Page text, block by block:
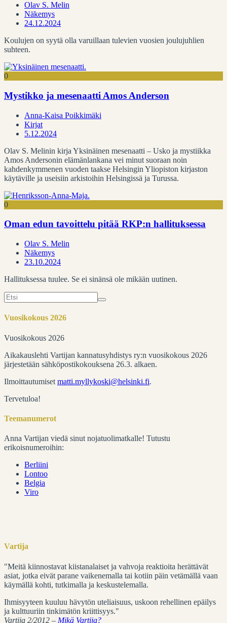
Olav S. Melin
Näkemys
24.12.2024
Koulujen on syytä olla varuillaan tulevien vuosien joulujuhlien
suhteen.
0
Mystikko ja mesenaatti Amos Anderson
Anna-Kaisa Poikkimäki
Kirjat
5.12.2024
Olav S. Melinin kirja Yksinäinen mesenaatti – Usko ja mystiikka
Amos Andersonin elämänlankana vei minut suoraan noin
kahdenkymmenen vuoden taakse Helsingin Yliopiston kirjaston
käytäville ja useisiin arkistoihin Helsingissä ja Turussa.
0
Oman edun tavoittelu pitää RKP:n hallituksessa
Olav S. Melin
Näkemys
23.10.2024
Hallituksessa tuulee. Se ei sinänsä ole mikään uutinen.
Search
for:
Vuosikokous 2026
Vuosikokous 2026
Aikakauslehti Vartijan kannatusyhdistys ry:n vuosikokous 2026
järjestetään sähköpostikokouksena 26.3. alkaen.
Ilmoittautumiset matti.myllykoski@helsinki.fi.
Tervetuloa!
Teemanumerot
Anna Vartijan viedä sinut nojatuolimatkalle! Tutustu
erikoisnumeroihin:
Berliini
Lontoo
Belgia
Viro
Vartija
"Meitä kiinnostavat kiistanalaiset ja vahvoja reaktioita herättävät
asiat, jotka eivät parane vaikenemalla tai kotiin päin vetämällä vaan
käymällä kohti, tutkimalla ja keskustelemalla.
Ihmisyyteen kuuluu hävytön uteliaisuus, uskoon rehellinen epäilys
ja kulttuuriin tinkimätön kriittisyys."
Vartija 2/2012 – Mikä Vartija?